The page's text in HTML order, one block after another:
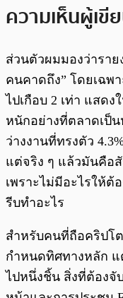
ความเห็นผู้เขี
ส่วนตัวผมมองว่ารา
คนคาดถึง” โดยเฉพ
ไปเกือบ 2 เท่า แสดง
หนักอย่างที่ตลาดเป็
ว่างงานที่ทรงตัว
แต่จริง ๆ แล้วมันคื
เพราะไม่มีอะไรให้ต้
รีบทำอะไร
สำหรับคนที่ถือคริปโ
กำหนดทิศทางหลัก แ
ไปหนึ่งชิ้น สิ่งที่ต้องจั